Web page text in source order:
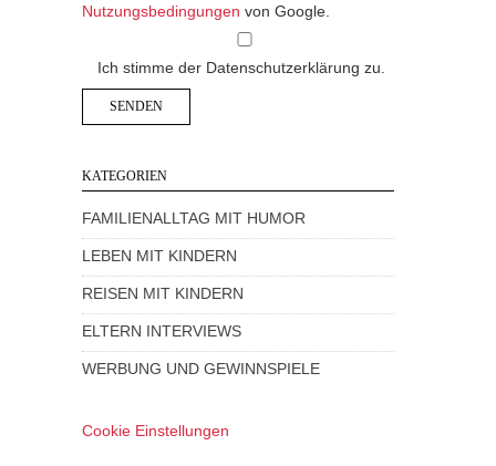
Nutzungsbedingungen von Google.
Ich stimme der Datenschutzerklärung zu.
KATEGORIEN
FAMILIENALLTAG MIT HUMOR
LEBEN MIT KINDERN
REISEN MIT KINDERN
ELTERN INTERVIEWS
WERBUNG UND GEWINNSPIELE
Cookie Einstellungen